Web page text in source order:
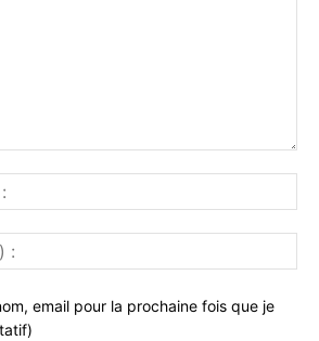
email pour la prochaine fois que je